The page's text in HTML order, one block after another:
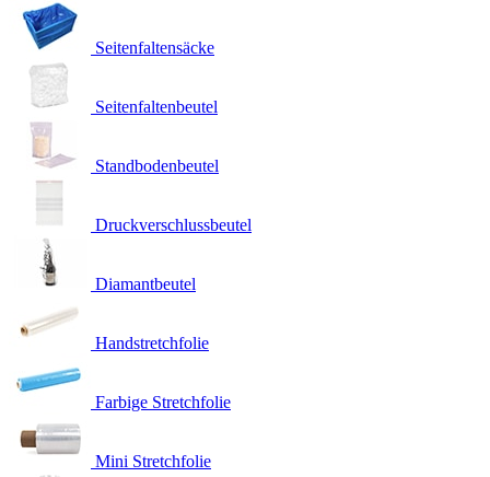
Seitenfaltensäcke
Seitenfaltenbeutel
Standbodenbeutel
Druckverschlussbeutel
Diamantbeutel
Handstretchfolie
Farbige Stretchfolie
Mini Stretchfolie